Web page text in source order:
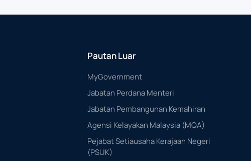
Pautan Luar
MyGovernment
Jabatan Perdana Menteri
Jabatan Pembangunan Kemahiran
Agensi Kelayakan Malaysia (MQA)
Pejabat Setiausaha Kerajaan Negeri
(PSUK)